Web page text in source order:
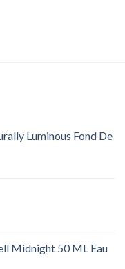
Luminous Fond De
Midnight 50 ML Eau